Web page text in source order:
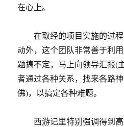
在心上。
在取经的项目实施的过程
动外，这个团队非常善于利
题搞不定，马上向领导汇报(
者通过各种关系，找来各路
佛)，以搞定各种难题。
西游记里特别强调得到高